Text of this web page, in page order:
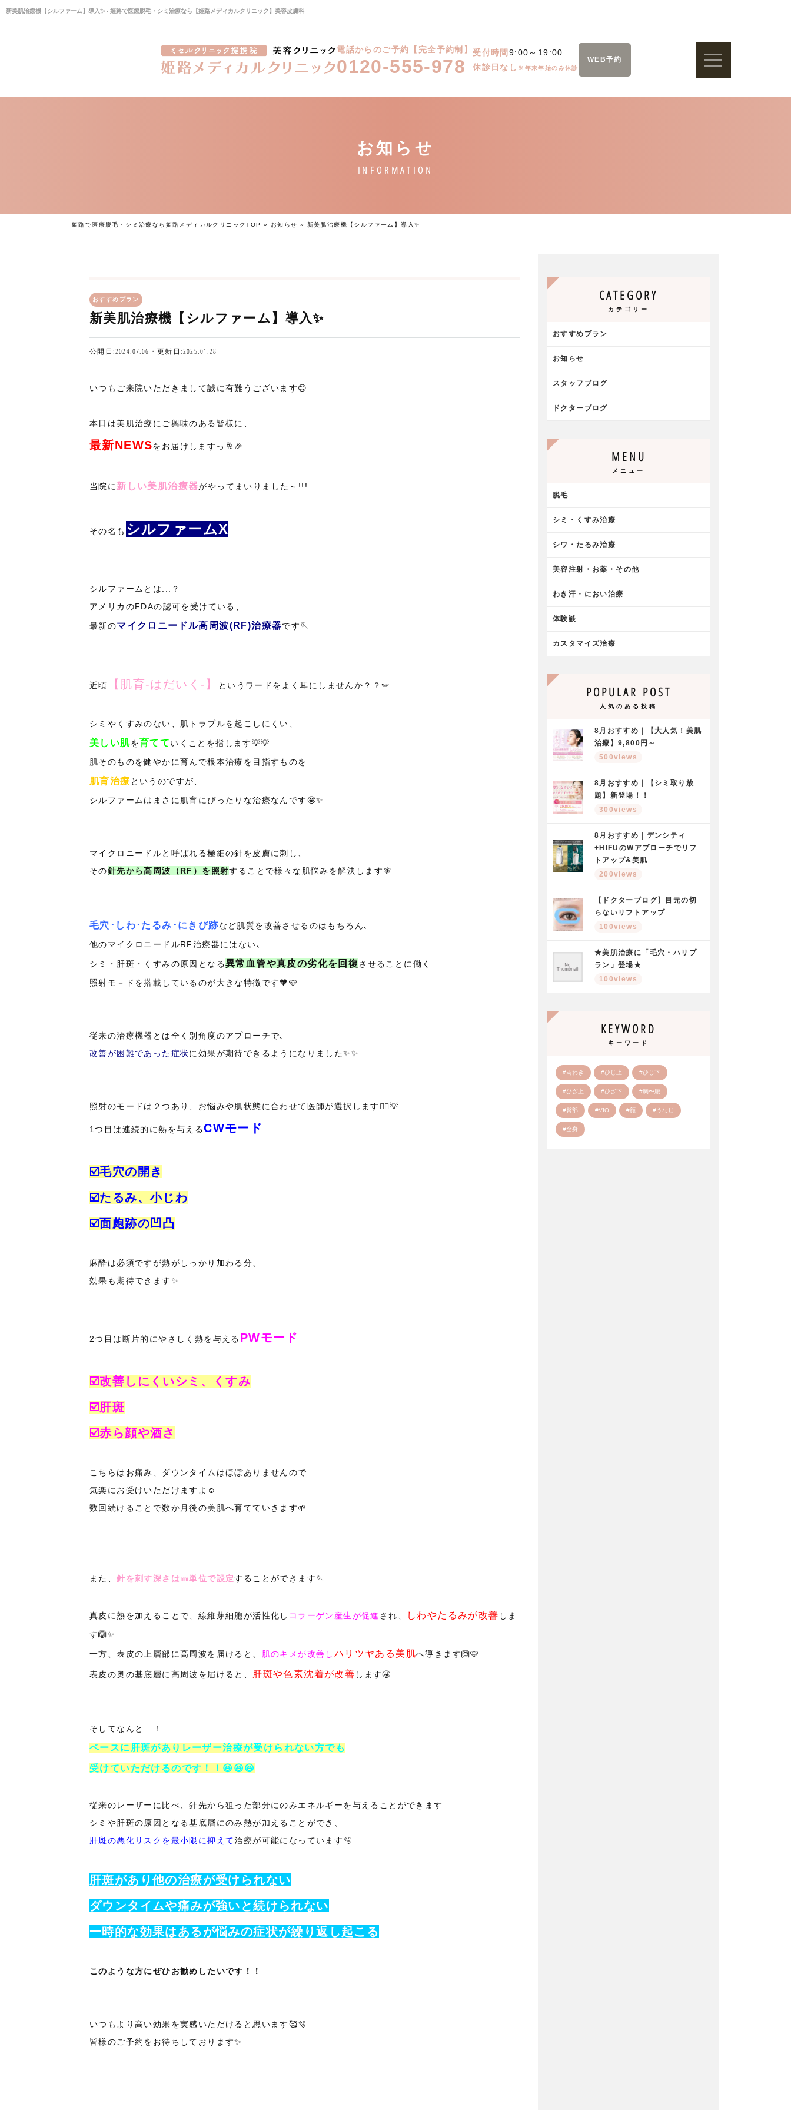
新美肌治療機【シルファーム】導入✨ - 姫路で医療脱毛・シミ治療なら【姫路メディカルクリニック】美容皮膚科
電話からのご予約【完全予約制】
0120-555-978
受付時間 9:00～19:00
休診日なし ※年末年始のみ休診
WEB予約
姫路で医療脱毛・シミ治療なら姫路メディカルクリニックTOP » お知らせ » 新美肌治療機【シルファーム】導入✨
おすすめプラン
新美肌治療機【シルファーム】導入✨
公開日:2024.07.06・更新日:2025.01.28
いつもご来院いただきまして誠に有難うございます😊
本日は美肌治療にご興味のある皆様に、
最新NEWSをお届けしますっ🥂🎉
当院に新しい美肌治療器がやってまいりました～!!!
その名も シルファームX
シルファームとは...？
アメリカのFDAの認可を受けている、
最新のマイクロニードル高周波(RF)治療器です🪡
近頃 【肌育-はだいく-】 というワードをよく耳にしませんか？？🪽
シミやくすみのない、肌トラブルを起こしにくい、
美しい肌を育てていくことを指します💡💡
肌そのものを健やかに育んで根本治療を目指すものを
肌育治療 というのですが、
シルファームはまさに肌育にぴったりな治療なんです🤩✨
マイクロニードルと呼ばれる極細の針を皮膚に刺し、
その針先から高周波（RF）を照射することで様々な肌悩みを解決します🧚
毛穴･しわ･たるみ･にきび跡など肌質を改善させるのはもちろん､
他のマイクロニードルRF治療器にはない､
シミ・ 肝斑・くすみの原因となる異常血管や真皮の劣化を回復させることに働く
照射モ－ドを搭載しているのが大きな特徴です🧡🩵
従来の治療機器とは全く別角度のアプローチで､
改善が困難であった症状に効果が期待できるようになりました✨✨
照射のモードは２つあり、お悩みや肌状態に合わせて医師が選択します🧑‍⚕️💡
1つ目は連続的に熱を与えるCWモード
☑️毛穴の開き
☑️たるみ、小じわ
☑️面皰跡の凹凸
麻酔は必須ですが熱がしっかり加わる分、
効果も期待できます✨
2つ目は断片的にやさしく熱を与える PWモード
☑️改善しにくいシミ、くすみ
☑️肝斑
☑️赤ら顔や酒さ
こちらはお痛み、ダウンタイムはほぼありませんので
気楽にお受けいただけますよ☺️
数回続けることで数か月後の美肌へ育てていきます🌱
また、針を刺す深さは㎜単位で設定することができます🪡
真皮に熱を加えることで、線維芽細胞が活性化し コラーゲン産生が促進 され、 しわやたるみが改善 しま
す🙆✨
一方、表皮の上層部に高周波を届けると、 肌のキメが改善し ハリツヤある美肌へ導きます🙆🩷
表皮の奥の基底層に高周波を届けると、 肝斑や色素沈着が改善 します🤩
そしてなんと…！
ベースに肝斑がありレーザー治療が受けられない方でも
受けていただけるのです！！😆😆😆
従来のレーザーに比べ、針先から狙った部分にのみエネルギーを与えることができます
シミや肝斑の原因となる基底層にのみ熱が加えることができ、
肝斑の悪化リスクを最小限に抑えて治療が可能になっています🫧
肝斑があり他の治療が受けられない
ダウンタイムや痛みが強いと続けられない
一時的な効果はあるが悩みの症状が繰り返し起こる
このような方にぜひお勧めしたいです！！
いつもより高い効果を実感いただけると思います🥰🫧
皆様のご予約をお待ちしております✨
CATEGORY
カテゴリー
おすすめプラン
お知らせ
スタッフブログ
ドクターブログ
MENU
メニュー
脱毛
シミ・くすみ治療
シワ・たるみ治療
美容注射・お薬・その他
わき汗・におい治療
体験談
カスタマイズ治療
POPULAR POST
人気のある投稿
8月おすすめ｜【大人気！美肌
治療】9,800円～
500views
8月おすすめ｜【シミ取り放
題】新登場！！
300views
8月おすすめ｜デンシティ
+HIFUのWアプローチでリフ
トアップ&美肌
200views
【ドクターブログ】目元の切
らないリフトアップ
100views
★美肌治療に「毛穴・ハリプ
ラン」登場★
100views
KEYWORD
キーワード
#両わき #ひじ上 #ひじ下
#ひざ上 #ひざ下 #胸〜腹
#臀部 #VIO #顔 #うなじ
#全身